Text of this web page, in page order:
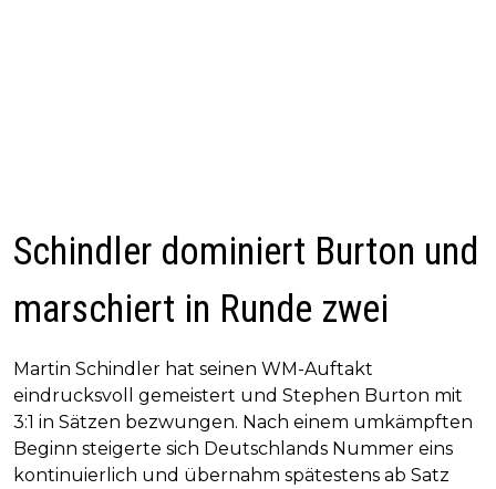
Schindler dominiert Burton und
marschiert in Runde zwei
Martin Schindler hat seinen WM-Auftakt
eindrucksvoll gemeistert und Stephen Burton mit
3:1 in Sätzen bezwungen. Nach einem umkämpften
Beginn steigerte sich Deutschlands Nummer eins
kontinuierlich und übernahm spätestens ab Satz